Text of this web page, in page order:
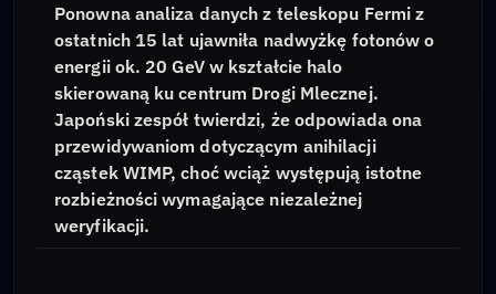
Ponowna analiza danych z teleskopu Fermi z
ostatnich 15 lat ujawniła nadwyżkę fotonów o
energii ok. 20 GeV w kształcie halo
skierowaną ku centrum Drogi Mlecznej.
Japoński zespół twierdzi, że odpowiada ona
przewidywaniom dotyczącym anihilacji
cząstek WIMP, choć wciąż występują istotne
rozbieżności wymagające niezależnej
weryfikacji.